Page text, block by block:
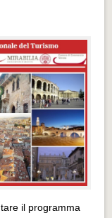
il programma